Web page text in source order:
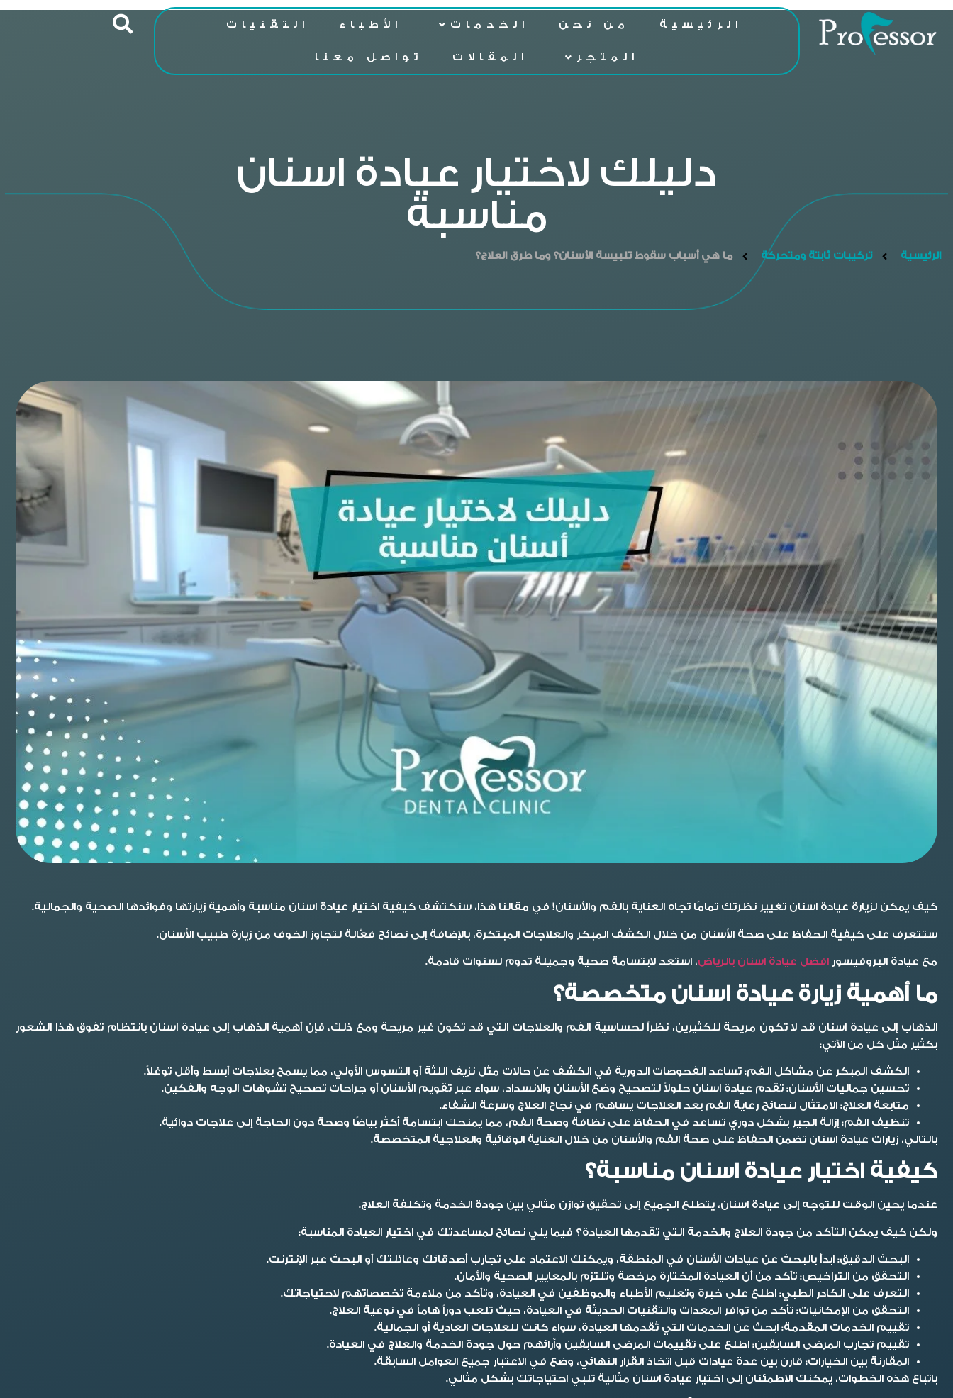
الرئيسية من نحن الخدمات الأطباء التقنيات
المتجر المقالات تواصل معنا
دليلك لاختيار عيادة اسنان
مناسبة
الرئيسية تركيبات ثابتة ومتحركة ما هي أسباب سقوط تلبيسة الأسنان؟ وما طرق العلاج؟
كيف يمكن لزيارة عيادة اسنان تغيير نظرتك تمامًا تجاه العناية بالفم والأسنان! في مقالنا هذا، سنكتشف كيفية اختيار عيادة اسنان مناسبة وأهمية زيارتها وفوائدها الصحية والجمالية.
ستتعرف على كيفية الحفاظ على صحة الأسنان من خلال الكشف المبكر والعلاجات المبتكرة، بالإضافة إلى نصائح فعّالة لتجاوز الخوف من زيارة طبيب الأسنان.
مع عيادة البروفيسور افضل عيادة اسنان بالرياض، استعد لابتسامة صحية وجميلة تدوم لسنوات قادمة.
ما أهمية زيارة عيادة اسنان متخصصة؟
الذهاب إلى عيادة اسنان قد لا تكون مريحة للكثيرين، نظراً لحساسية الفم والعلاجات التي قد تكون غير مريحة ومع ذلك، فإن أهمية الذهاب إلى عيادة اسنان بانتظام تفوق هذا الشعور
بكثير مثل كل من الآتي:
الكشف المبكر عن مشاكل الفم: تساعد الفحوصات الدورية في الكشف عن حالات مثل نزيف اللثة أو التسوس الأولي، مما يسمح بعلاجات أبسط وأقل توغلاً.
تحسين جماليات الأسنان: تقدم عيادة اسنان حلولاً لتصحيح وضع الأسنان والانسداد، سواء عبر تقويم الأسنان أو جراحات تصحيح تشوهات الوجه والفكين.
متابعة العلاج: الامتثال لنصائح رعاية الفم بعد العلاجات يساهم في نجاح العلاج وسرعة الشفاء.
تنظيف الفم: إزالة الجير بشكل دوري تساعد في الحفاظ على نظافة وصحة الفم، مما يمنحك ابتسامة أكثر بياضًا وصحة دون الحاجة إلى علاجات دوائية.
بالتالي، زيارات عيادة اسنان تضمن الحفاظ على صحة الفم والأسنان من خلال العناية الوقائية والعلاجية المتخصصة.
كيفية اختيار عيادة اسنان مناسبة؟
عندما يحين الوقت للتوجه إلى عيادة اسنان، يتطلع الجميع إلى تحقيق توازن مثالي بين جودة الخدمة وتكلفة العلاج.
ولكن كيف يمكن التأكد من جودة العلاج والخدمة التي تقدمها العيادة؟ فيما يلي نصائح لمساعدتك في اختيار العيادة المناسبة:
البحث الدقيق: ابدأ بالبحث عن عيادات الأسنان في المنطقة، ويمكنك الاعتماد على تجارب أصدقائك وعائلتك أو البحث عبر الإنترنت.
التحقق من التراخيص: تأكد من أن العيادة المختارة مرخصة وتلتزم بالمعايير الصحية والأمان.
التعرف على الكادر الطبي: اطلع على خبرة وتعليم الأطباء والموظفين في العيادة، وتأكد من ملاءمة تخصصاتهم لاحتياجاتك.
التحقق من الإمكانيات: تأكد من توافر المعدات والتقنيات الحديثة في العيادة، حيث تلعب دوراً هاماً في نوعية العلاج.
تقييم الخدمات المقدمة: ابحث عن الخدمات التي تُقدمها العيادة، سواء كانت للعلاجات العادية أو الجمالية.
تقييم تجارب المرضى السابقين: اطلع على تقييمات المرضى السابقين وآرائهم حول جودة الخدمة والعلاج في العيادة.
المقارنة بين الخيارات: قارن بين عدة عيادات قبل اتخاذ القرار النهائي، وضع في الاعتبار جميع العوامل السابقة.
باتباع هذه الخطوات، يمكنك الاطمئنان إلى اختيار عيادة اسنان مثالية تلبي احتياجاتك بشكل مثالي.